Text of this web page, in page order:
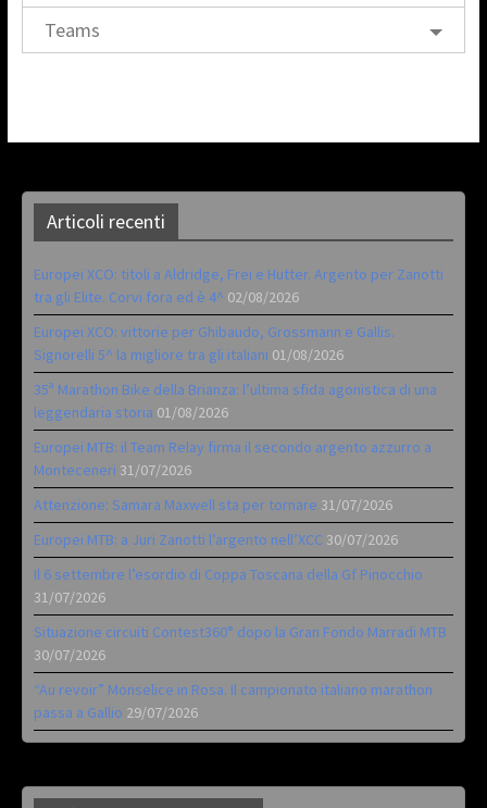
Teams
Articoli recenti
Europei XCO: titoli a Aldridge, Frei e Hutter. Argento per Zanotti
tra gli Elite. Corvi fora ed è 4^ 02/08/2026
Europei XCO: vittorie per Ghibaudo, Grossmann e Gallis.
Signorelli 5^ la migliore tra gli italiani 01/08/2026
35ª Marathon Bike della Brianza: l’ultima sfida agonistica di una
leggendaria storia 01/08/2026
Europei MTB: il Team Relay firma il secondo argento azzurro a
Monteceneri 31/07/2026
Attenzione: Samara Maxwell sta per tornare 31/07/2026
Europei MTB: a Juri Zanotti l’argento nell’XCC 30/07/2026
Il 6 settembre l’esordio di Coppa Toscana della Gf Pinocchio
31/07/2026
Situazione circuiti Contest360° dopo la Gran Fondo Marradi MTB
30/07/2026
“Au revoir” Monselice in Rosa. Il campionato italiano marathon
passa a Gallio 29/07/2026